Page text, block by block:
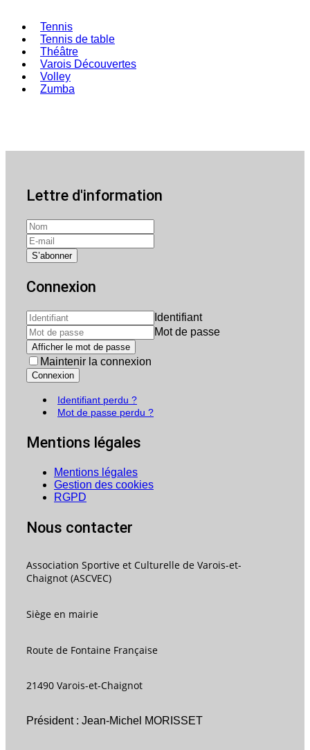
Tennis
Tennis de table
Théâtre
Varois Découvertes
Volley
Zumba
Lettre d'information
Connexion
Identifiant
Mot de passe
Afficher le mot de passe
Maintenir la connexion
Connexion
Identifiant perdu ?
Mot de passe perdu ?
Mentions légales
Mentions légales
Gestion des cookies
RGPD
Nous contacter
Association Sportive et Culturelle de Varois-et-
Chaignot (ASCVEC)
Siège en mairie
Route de Fontaine Française
21490 Varois-et-Chaignot
Président : Jean-Michel MORISSET